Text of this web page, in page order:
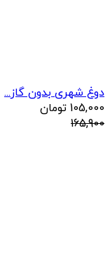
دوغ شهری بدون گاز...
105,000 تومان
165,900